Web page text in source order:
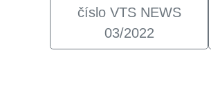
číslo VTS NEWS
03/2022